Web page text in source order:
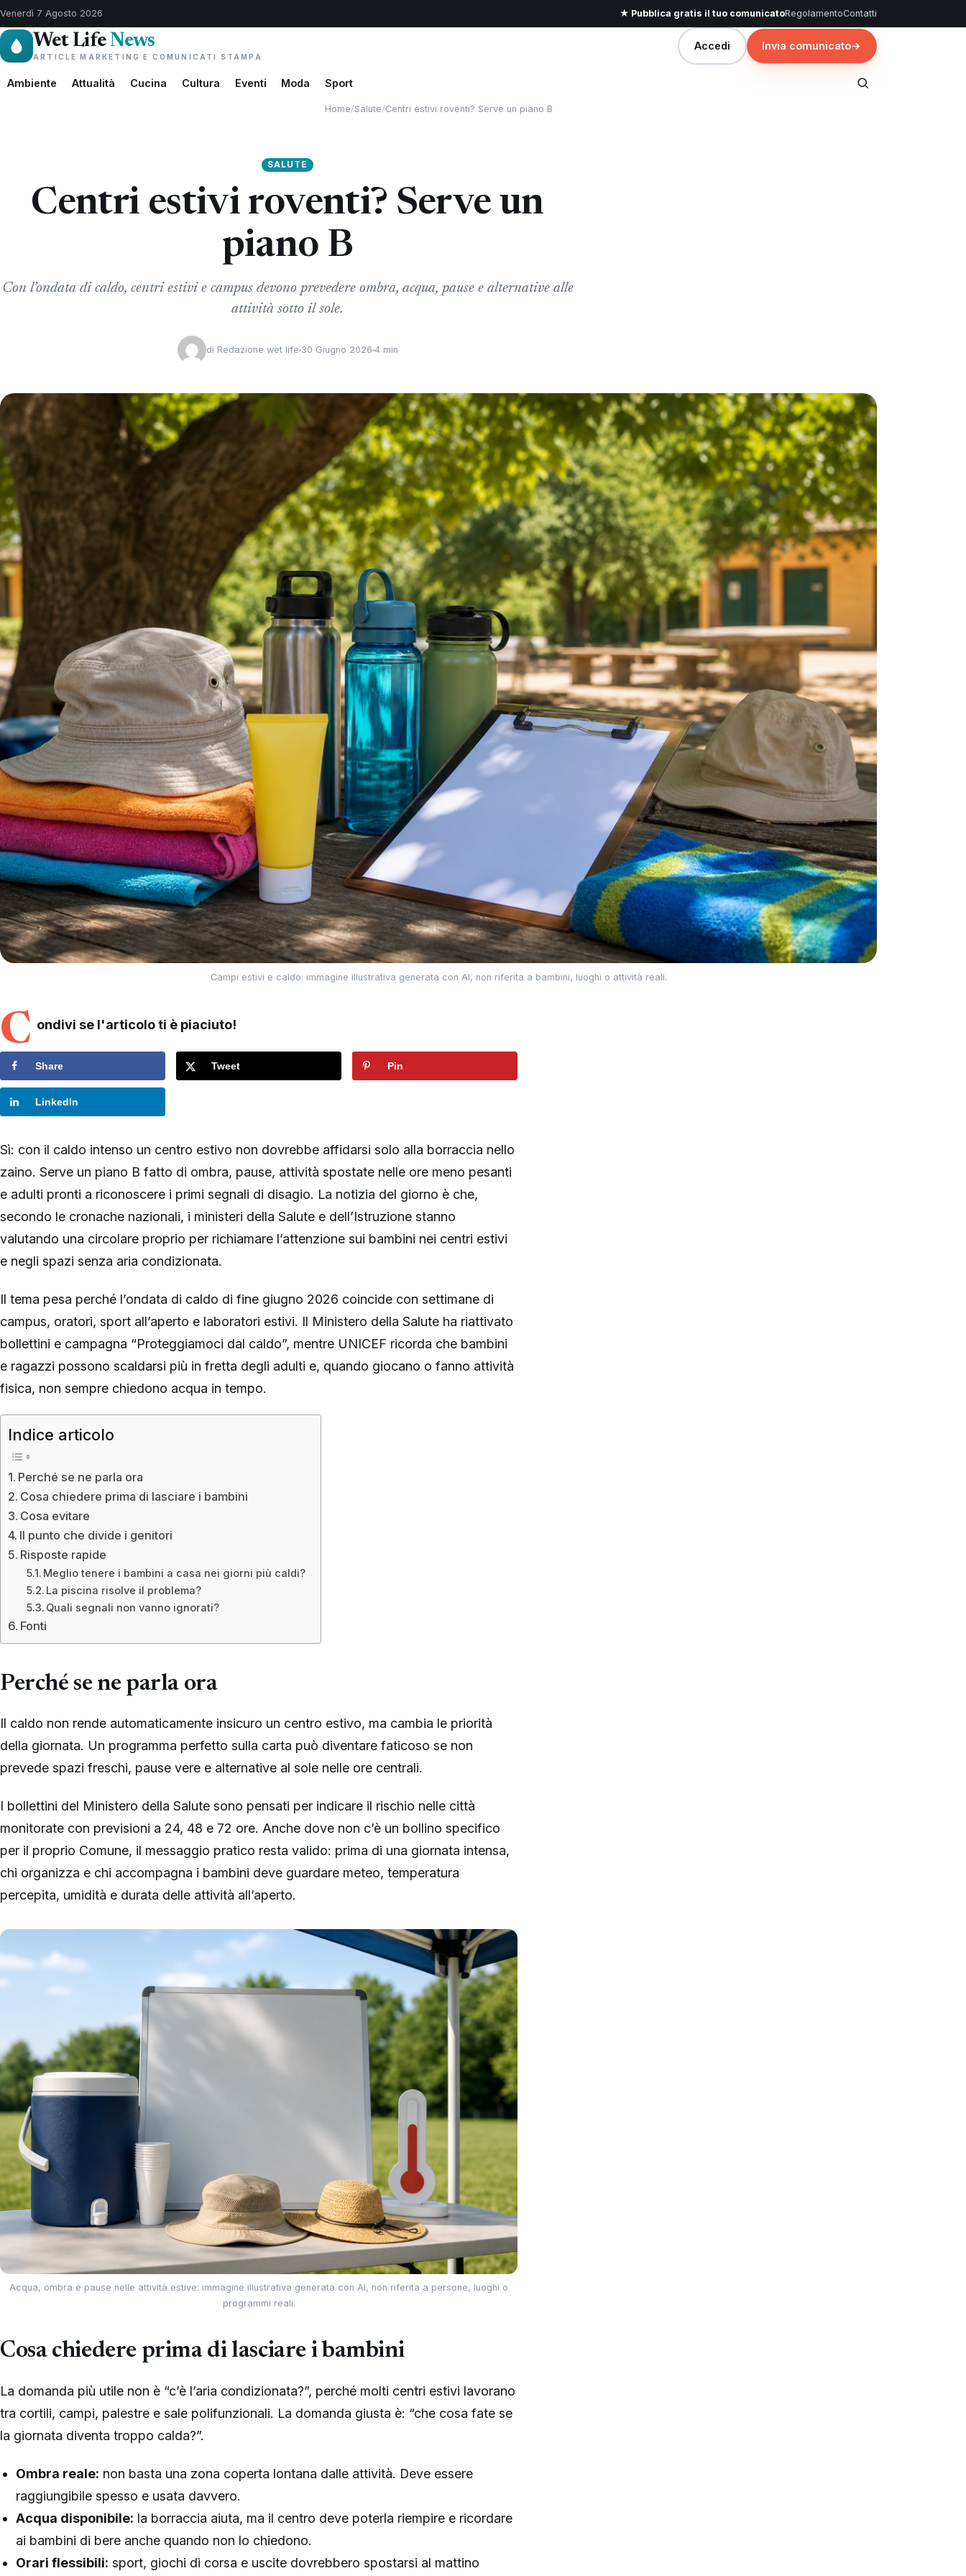
Venerdì 7 Agosto 2026 ★ Pubblica gratis il tuo comunicatoRegolamentoContatti
Wet LifeNews
ARTICLE MARKETING E COMUNICATI STAMPA
Accedi Invia comunicato→
Ambiente Attualità Cucina Cultura Eventi Moda Sport
Home/Salute/Centri estivi roventi? Serve un piano B
SALUTE
Centri estivi roventi? Serve un
piano B
Con l’ondata di caldo, centri estivi e campus devono prevedere ombra, acqua, pause e alternative alle
attività sotto il sole.
di Redazione wet life 30 Giugno 2026 4 min
Campi estivi e caldo: immagine illustrativa generata con AI, non riferita a bambini, luoghi o attività reali.
C ondivi se l'articolo ti è piaciuto!
Share Tweet Pin
LinkedIn
Sì: con il caldo intenso un centro estivo non dovrebbe affidarsi solo alla borraccia nello
zaino. Serve un piano B fatto di ombra, pause, attività spostate nelle ore meno pesanti
e adulti pronti a riconoscere i primi segnali di disagio. La notizia del giorno è che,
secondo le cronache nazionali, i ministeri della Salute e dell’Istruzione stanno
valutando una circolare proprio per richiamare l’attenzione sui bambini nei centri estivi
e negli spazi senza aria condizionata.
Il tema pesa perché l’ondata di caldo di fine giugno 2026 coincide con settimane di
campus, oratori, sport all’aperto e laboratori estivi. Il Ministero della Salute ha riattivato
bollettini e campagna “Proteggiamoci dal caldo”, mentre UNICEF ricorda che bambini
e ragazzi possono scaldarsi più in fretta degli adulti e, quando giocano o fanno attività
fisica, non sempre chiedono acqua in tempo.
Indice articolo
Perché se ne parla ora
Cosa chiedere prima di lasciare i bambini
Cosa evitare
Il punto che divide i genitori
Risposte rapide
Meglio tenere i bambini a casa nei giorni più caldi?
La piscina risolve il problema?
Quali segnali non vanno ignorati?
Fonti
Perché se ne parla ora
Il caldo non rende automaticamente insicuro un centro estivo, ma cambia le priorità
della giornata. Un programma perfetto sulla carta può diventare faticoso se non
prevede spazi freschi, pause vere e alternative al sole nelle ore centrali.
I bollettini del Ministero della Salute sono pensati per indicare il rischio nelle città
monitorate con previsioni a 24, 48 e 72 ore. Anche dove non c’è un bollino specifico
per il proprio Comune, il messaggio pratico resta valido: prima di una giornata intensa,
chi organizza e chi accompagna i bambini deve guardare meteo, temperatura
percepita, umidità e durata delle attività all’aperto.
Acqua, ombra e pause nelle attività estive: immagine illustrativa generata con AI, non riferita a persone, luoghi o
programmi reali.
Cosa chiedere prima di lasciare i bambini
La domanda più utile non è “c’è l’aria condizionata?”, perché molti centri estivi lavorano
tra cortili, campi, palestre e sale polifunzionali. La domanda giusta è: “che cosa fate se
la giornata diventa troppo calda?”.
Ombra reale: non basta una zona coperta lontana dalle attività. Deve essere
raggiungibile spesso e usata davvero.
Acqua disponibile: la borraccia aiuta, ma il centro deve poterla riempire e ricordare
ai bambini di bere anche quando non lo chiedono.
Orari flessibili: sport, giochi di corsa e uscite dovrebbero spostarsi al mattino